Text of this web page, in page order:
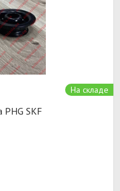
На складе
PHG SKF